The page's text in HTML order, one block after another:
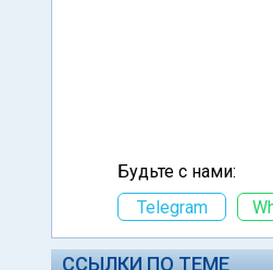
Будьте с нами:
Telegram
ССЫЛКИ ПО ТЕМЕ